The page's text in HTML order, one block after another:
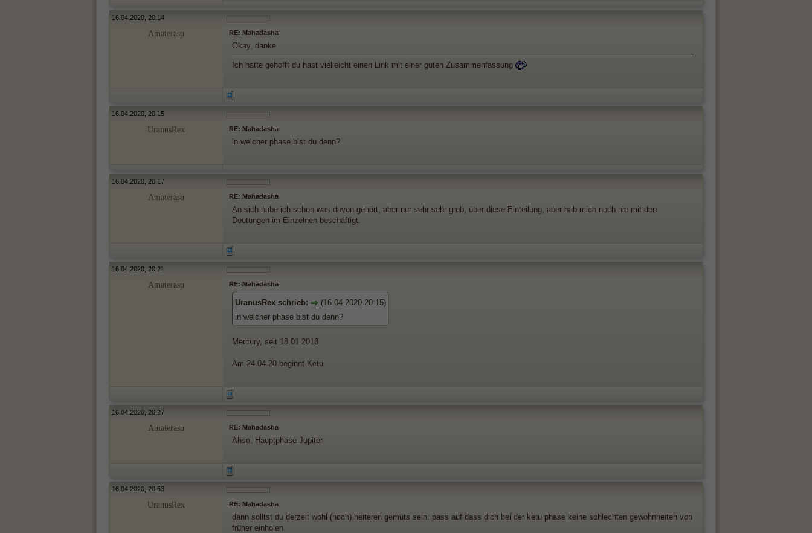
16.04.2020, 20:14
Amaterasu RE: Mahadasha
Okay, danke
Ich hatte gehofft du hast vielleicht einen Link mit einer guten Zusammenfassung
16.04.2020, 20:15
UranusRex RE: Mahadasha
in welcher phase bist du denn?
16.04.2020, 20:17
Amaterasu RE: Mahadasha
An sich habe ich schon was davon gehört, aber nur sehr sehr grob, über diese Einteilung, aber hab mich noch nie mit den
Deutungen im Einzelnen beschäftigt.
16.04.2020, 20:21
Amaterasu RE: Mahadasha
(16.04.2020 20:15)
UranusRex schrieb:
in welcher phase bist du denn?
Mercury, seit 18.01.2018
Am 24.04.20 beginnt Ketu
16.04.2020, 20:27
Amaterasu RE: Mahadasha
Ahso, Hauptphase Jupiter
16.04.2020, 20:53
UranusRex RE: Mahadasha
dann solltst du derzeit wohl (noch) heiteren gemüts sein. pass auf dass dich bei der ketu phase keine schlechten gewohnheiten von
früher einholen